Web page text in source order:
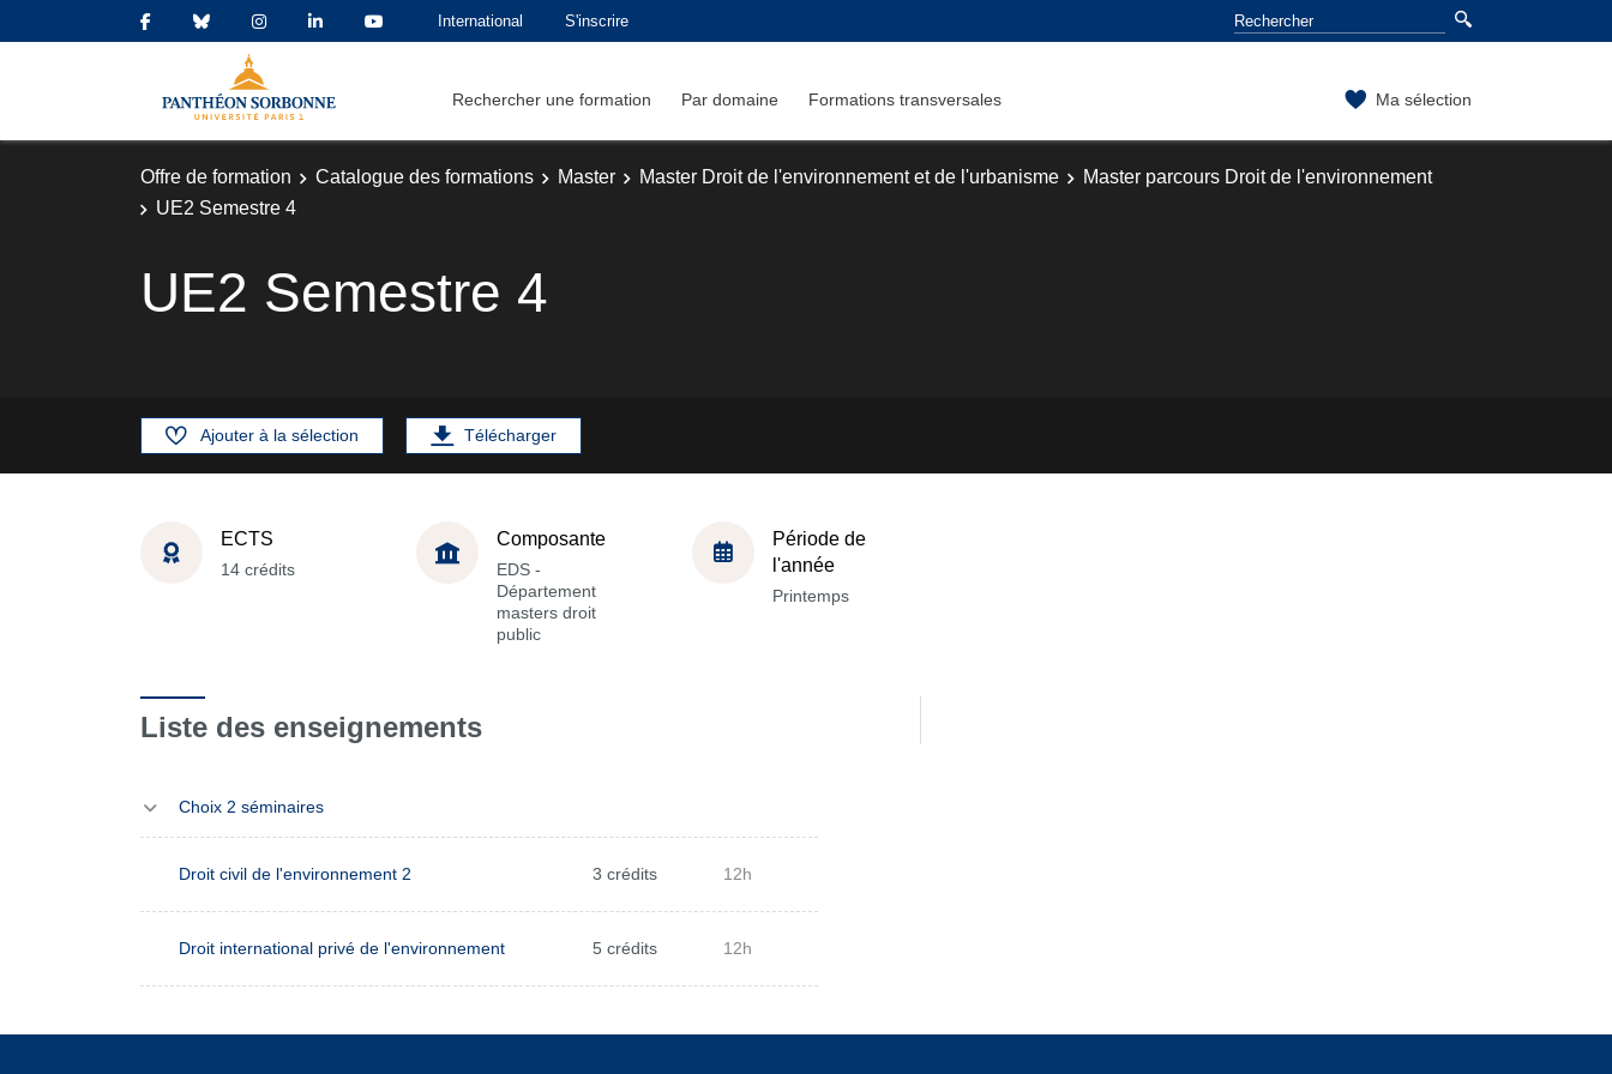
International S'inscrire
Rechercher une formation Par domaine Formations transversales Ma sélection
Offre de formation Catalogue des formations Master Master Droit de l'environnement et de l'urbanisme
Master parcours Droit de l'environnement
UE2 Semestre 4
UE2 Semestre 4
Ajouter à la sélection Télécharger
ECTS
14 crédits
Composante
EDS -
Département
masters droit
public
Période de
l'année
Printemps
Liste des enseignements
Choix 2 séminaires
Droit civil de l'environnement 2 3 crédits 12h
Droit international privé de l'environnement 5 crédits 12h